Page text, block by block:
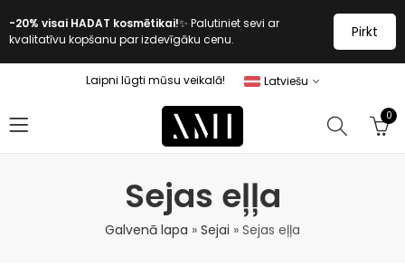
-20% visai HADAT kosmētikai!✨ Palutiniet sevi ar
kvalitatīvu kopšanu par izdevīgāku cenu.
Pirkt
Laipni lūgti mūsu veikalā! Latviešu
0
Sejas eļļa
Galvenā lapa » Sejai » Sejas eļļa